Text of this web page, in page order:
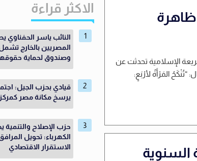
الإسلامية تحدثت عن
“تُنْكَحُ المَرْأَةُ لأرْبَعٍ:
السنوية
الاكثر قراءة
النائب ياسر الحفناوي
المصريين بالخارج
وصندوق لحماية
قيادي بحزب الجيل:
يرسخ مكانة مصر
حزب الإصلاح والتنمية
الكهرباء: تحويل
الاستقرار الاقتصادي